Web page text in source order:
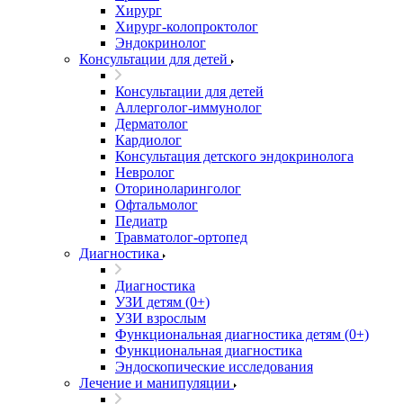
Хирург
Хирург-колопроктолог
Эндокринолог
Консультации для детей
Консультации для детей
Аллерголог-иммунолог
Дерматолог
Кардиолог
Консультация детского эндокринолога
Невролог
Оториноларинголог
Офтальмолог
Педиатр
Травматолог-ортопед
Диагностика
Диагностика
УЗИ детям (0+)
УЗИ взрослым
Функциональная диагностика детям (0+)
Функциональная диагностика
Эндоскопические исследования
Лечение и манипуляции